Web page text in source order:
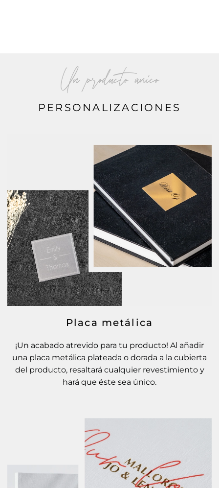
Un producto único
PERSONALIZACIONES
Placa metálica
¡Un acabado atrevido para tu producto! Al añadir
una placa metálica plateada o dorada a la cubierta
del producto, resaltará cualquier revestimiento y
hará que éste sea único.